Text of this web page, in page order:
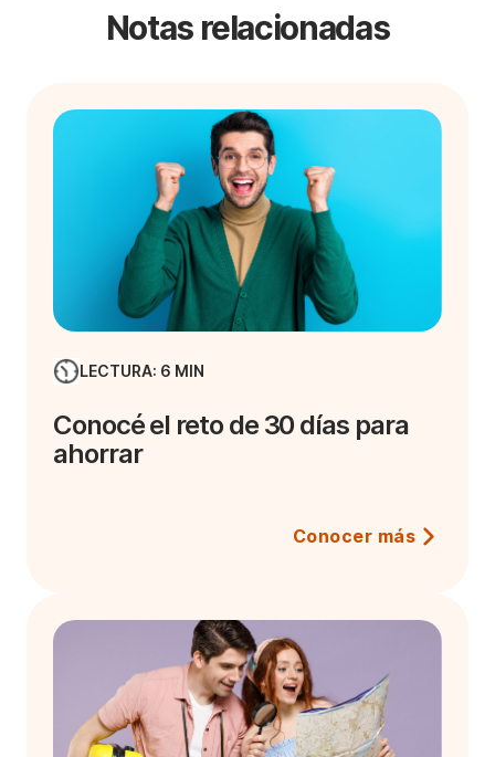
Notas relacionadas
LECTURA: 6 MIN
Conocé el reto de 30 días para
ahorrar
Conocer más